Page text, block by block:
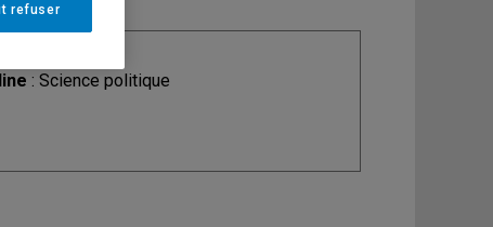
: Science politique
refuser